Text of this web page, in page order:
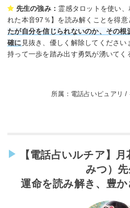
先生の強み： 霊感タロットを使い
れた本音97％】を読み解くことを得
たが自分を信じられないのか、その
確に 見抜き、優しく解除してくださ
持って一歩を踏み出す勇気が湧いてく
所属：電話占いピュアリ /
【電話占いルチア】
みつ）先
運命を読み解き、豊